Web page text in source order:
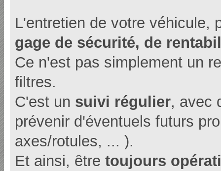
L'entretien de votre véhicule,
gage de sécurité, de
Ce n'est pas simplement un
filtres.
C'est un suivi régulier, avec
prévenir d'éventuels futurs
axes/rotules, ... ).
Et ainsi, êtretoujours